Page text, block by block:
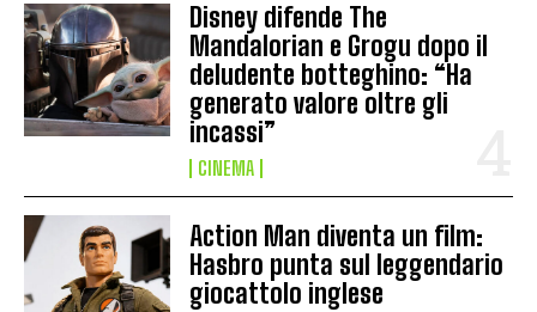
Disney difende The
Mandalorian e Grogu dopo il
deludente botteghino: “Ha
generato valore oltre gli
incassi”
CINEMA
Action Man diventa un film:
Hasbro punta sul leggendario
giocattolo inglese